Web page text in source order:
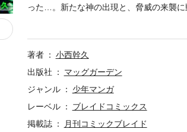
った…。新たな神の出現と、脅威の来襲
のだった。そして、神の性質・正体が、
著者
小西幹久
出版社
マッグガーデン
ジャンル
少年マンガ
レーベル
ブレイドコミックス
掲載誌
月刊コミックブレイド